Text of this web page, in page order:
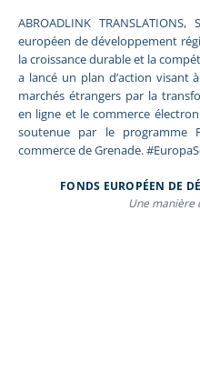
ABROADLINK
européen de développement
la croissance durable et la
a lancé un plan d’action visant
marchés étrangers par la
en ligne et le commerce
soutenue par le programme
commerce de Grenade.
FONDS EUROPÉEN DE
Une manière